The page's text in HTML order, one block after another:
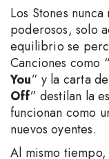
Los Stones
poderosos, solo
equilibrio se
Canciones como “
You” y la carta
Off” destilan la
funcionan como
nuevos oyentes.
Al mismo